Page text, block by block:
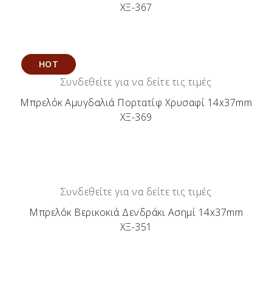
ΧΞ-367
HOT
Συνδεθείτε για να δείτε τις τιμές
Μπρελόκ Αμυγδαλιά Πορτατίφ Χρυσαφί 14x37mm
ΧΞ-369
Συνδεθείτε για να δείτε τις τιμές
Μπρελόκ Βερικοκιά Δενδράκι Ασημί 14x37mm
ΧΞ-351